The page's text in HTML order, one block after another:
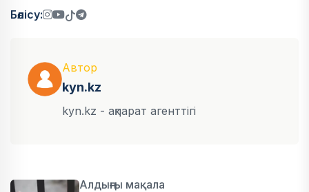
Бөлісу:
Автор
kyn.kz
kyn.kz - ақпарат агенттігі
Алдыңғы мақала